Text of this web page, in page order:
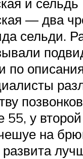
— два
сельди.
по
55, у
на